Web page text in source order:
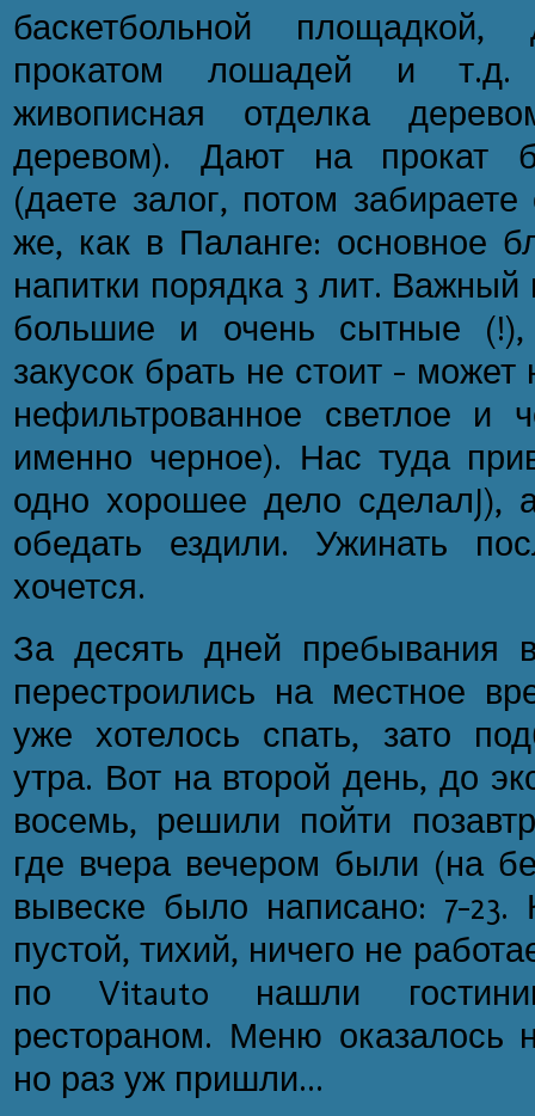
баскетбольной площадкой,
прокатом лошадей и т.д.
живописная отделка
деревом). Дают на прокат
(даете залог, потом
же, как в Паланге: основное
напитки порядка 3 лит.
большие и очень сытные
закусок брать не стоит -
нефильтрованное светлое и
именно черное). Нас туда
одно хорошее дело
обедать ездили. Ужинать
хочется.
За десять дней
перестроились на местное
уже хотелось спать, зато
утра. Вот на второй день, до
восемь, решили пойти
где вчера вечером были (на
вывеске было написано: 7-
пустой, тихий, ничего не
по Vitauto нашли
рестораном. Меню оказалось
но раз уж пришли...